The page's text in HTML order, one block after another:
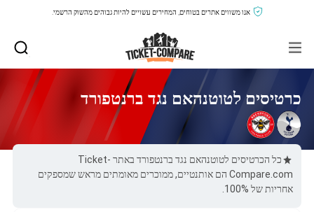
אנו משווים אתרים בטוחים, המחירים עשויים להיות גבוהים מהשוק הרשמי.
כרטיסים לטוטנהאם נגד ברנטפורד
כל הכרטיסים לטוטנהאם נגד ברנטפורד באתר Ticket-
Compare.com הם אותנטיים, ממוכרים מאומתים מראש שמספקים
אחריות של 100%.